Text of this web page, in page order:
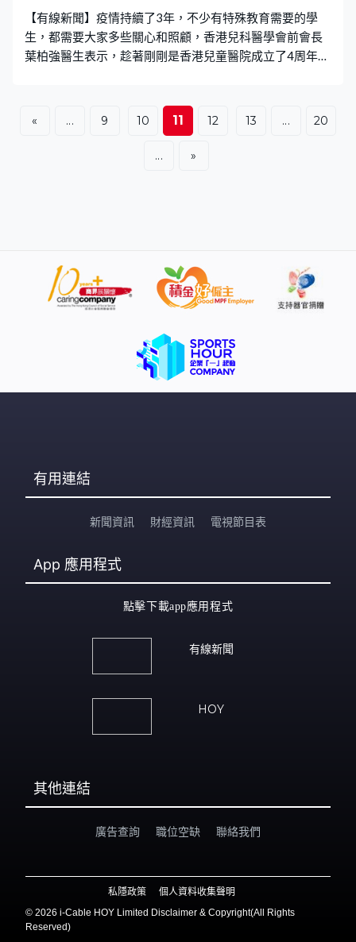
【有線新聞】疫情持續了3年，不少有特殊教育需要的學
生，都需要大家多些關心和照顧，香港兒科醫學會前會長
葉柏強醫生表示，趁著剛剛是香港兒童醫院成立了4周年，
弟，以及患有肝醣儲積症，需要24小時用鼻喉餵奶的恩
恩，就參加了一個傷健共融的活動，配對不同的義工家
有效的治療底下，他們會比較早過身。
« ... 9 10 11 12 13 ... 20
... »
有用連結
新聞資訊 財經資訊 電視節目表
App 應用程式
點擊下載app應用程式
有線新聞
HOY
其他連結
廣告查詢 職位空缺 聯絡我們
私隱政策
個人資料收集聲明
© 2026 i-Cable HOY Limited Disclaimer & Copyright(All Rights
Reserved)